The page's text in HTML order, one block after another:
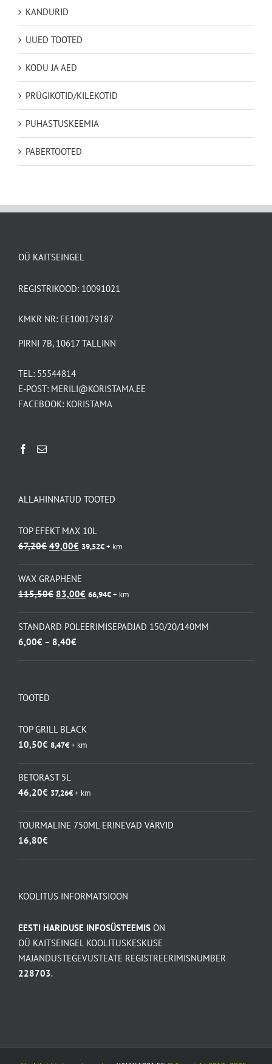
KANDURID
UUED TOOTED
KODU JA AED
PRÜGIKOTID/KILEKOTID
PUHASTUSKEEMIA
PABERTOOTED
OÜ KAITSEINGEL
REGISTRIKOOD: 10091021
KMKR NR: EE100179187
PIRNI 7B, 10617 TALLINN
TEL: 55544814
E-POST: MERILI@KORISTAMA.EE
FACEBOOK: KORISTAMA
ALLAHINNATUD TOOTED
TOP EFEKT MAX 10L
67,20€ Algne
oli:
67,20€.
49,00€ Praegune
on:
49,00€.
39,52€+ km
WAX GRAPHENE
115,50€ Algne
oli:
115,50€.
83,00€ Praegune
on:
66,94€+ km
STANDARD POLEERIMISEPADJAD 150/20/140MM
6,00€ – 8,40€
TOOTED
TOP GRILL BLACK
10,50€ 8,47€+ km
BETORAST 5L
46,20€ 37,26€+ km
TOURMALINE 750ML ERINEVAD VÄRVID
16,80€
KOOLITUS INFORMATSIOON
EESTI HARIDUSE INFOSÜSTEEMIS ON
OÜ KAITSEINGEL KOOLITUSKESKUSE
MAJANDUSTEGEVUSTEATE REGISTREERIMISNUMBER
228703.